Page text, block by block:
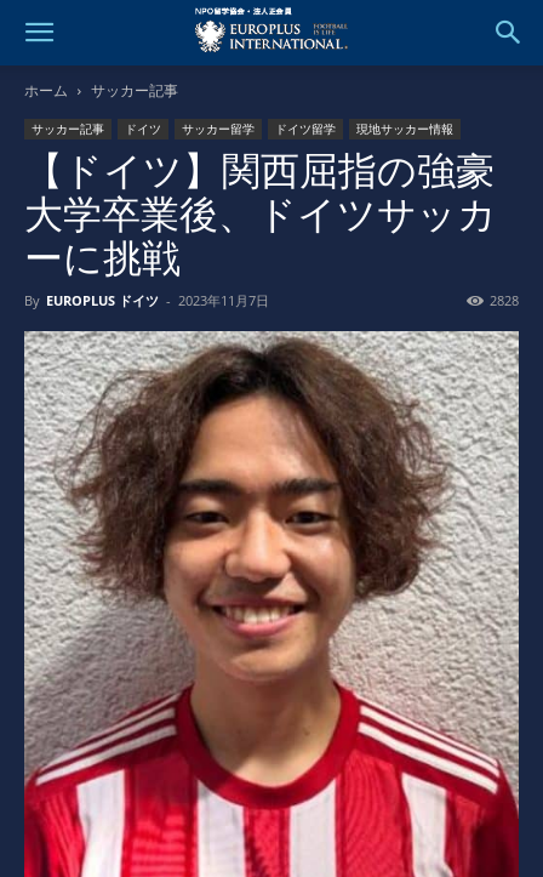
ホーム サッカー記事
サッカー記事 ドイツ サッカー留学 ドイツ留学 現地サッカー情報
【ドイツ】関西屈指の強豪
大学卒業後、ドイツサッカ
ーに挑戦
By EUROPLUS ドイツ - 2023年11月7日 2828